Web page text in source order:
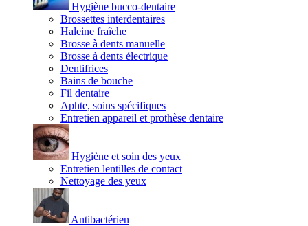
Hygiène bucco-dentaire
Brossettes interdentaires
Haleine fraîche
Brosse à dents manuelle
Brosse à dents électrique
Dentifrices
Bains de bouche
Fil dentaire
Aphte, soins spécifiques
Entretien appareil et prothèse dentaire
Hygiène et soin des yeux
Entretien lentilles de contact
Nettoyage des yeux
Antibactérien